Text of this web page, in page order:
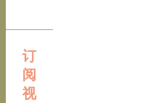
订
阅
视